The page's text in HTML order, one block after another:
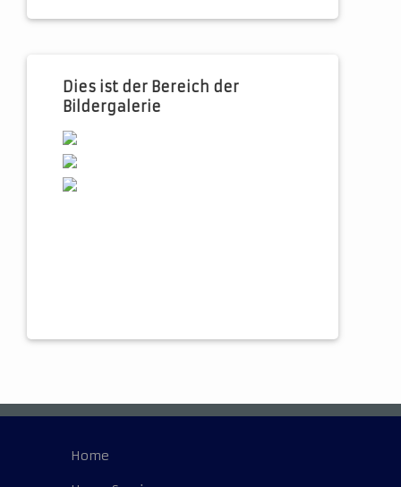
Dies ist der Bereich der
Bildergalerie
Home